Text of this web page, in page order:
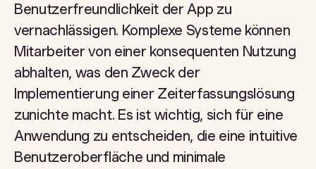
Benutzerfreundlichkeit der App zu
vernachlässigen. Komplexe Systeme können
Mitarbeiter von einer konsequenten Nutzung
abhalten, was den Zweck der
Implementierung einer Zeiterfassungslösung
zunichte macht. Es ist wichtig, sich für eine
Anwendung zu entscheiden, die eine intuitive
Benutzeroberfläche und minimale